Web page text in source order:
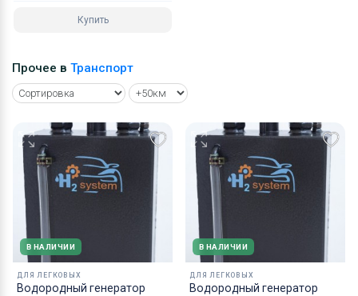
Купить
Прочее в Транспорт
В НАЛИЧИИ
ДЛЯ ЛЕГКОВЫХ
Водородный генератор
В НАЛИЧИИ
ДЛЯ ЛЕГКОВЫХ
Водородный генератор